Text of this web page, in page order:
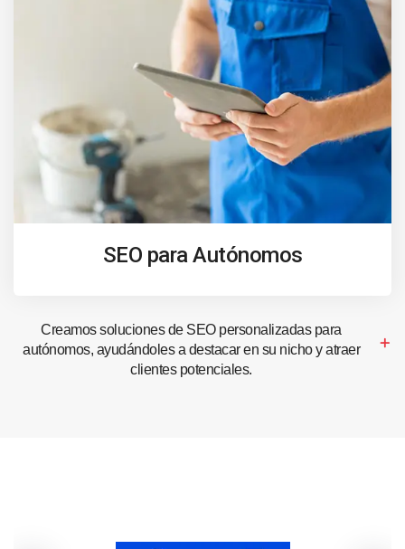
SEO para Autónomos
Creamos soluciones de SEO personalizadas para
autónomos, ayudándoles a destacar en su nicho y atraer
clientes potenciales.